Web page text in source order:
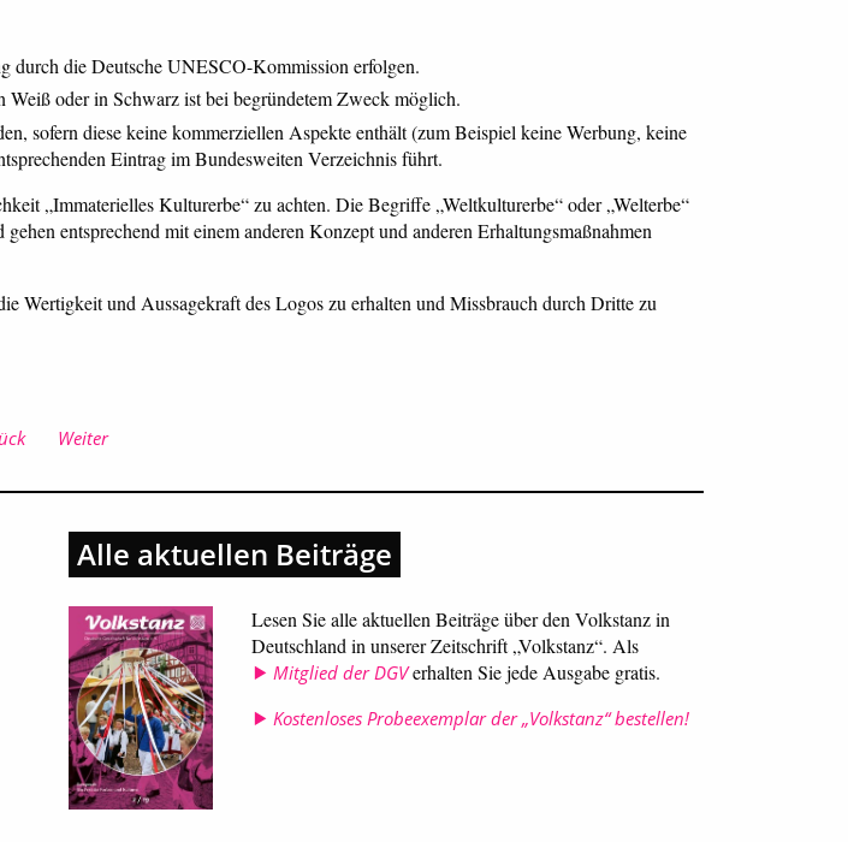
durch die Deutsche UNESCO-Kommission erfolgen.
oder in Schwarz ist bei begründetem Zweck möglich.
sofern diese keine kommerziellen Aspekte enthält (zum Beispiel keine Werbung, keine
Eintrag im Bundesweiten Verzeichnis führt.
„Immaterielles Kulturerbe“ zu achten. Die Begriffe „Weltkulturerbe“ oder „Welterbe“
entsprechend mit einem anderen Konzept und anderen Erhaltungsmaßnahmen
Wertigkeit und Aussagekraft des Logos zu erhalten und Missbrauch durch Dritte zu
Weiter
Alle aktuellen Beiträge
Lesen Sie alle aktuellen Beiträge über den Volkstanz in
Deutschland in unserer Zeitschrift „Volkstanz“. Als
Mitglied der DGVerhalten Sie jede Ausgabe gratis.
Kostenloses Probeexemplar der „Volkstanz“ bestellen!